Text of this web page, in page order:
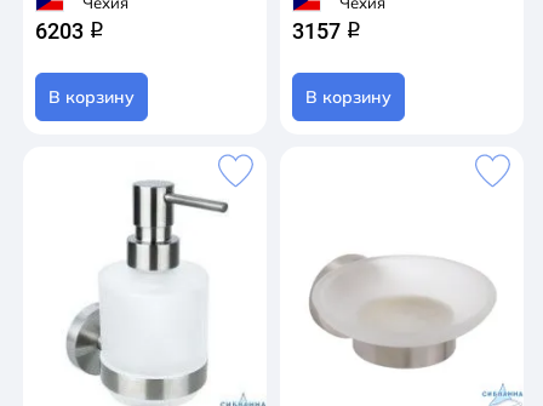
6203 q
В корзину
3157 q
В корзину